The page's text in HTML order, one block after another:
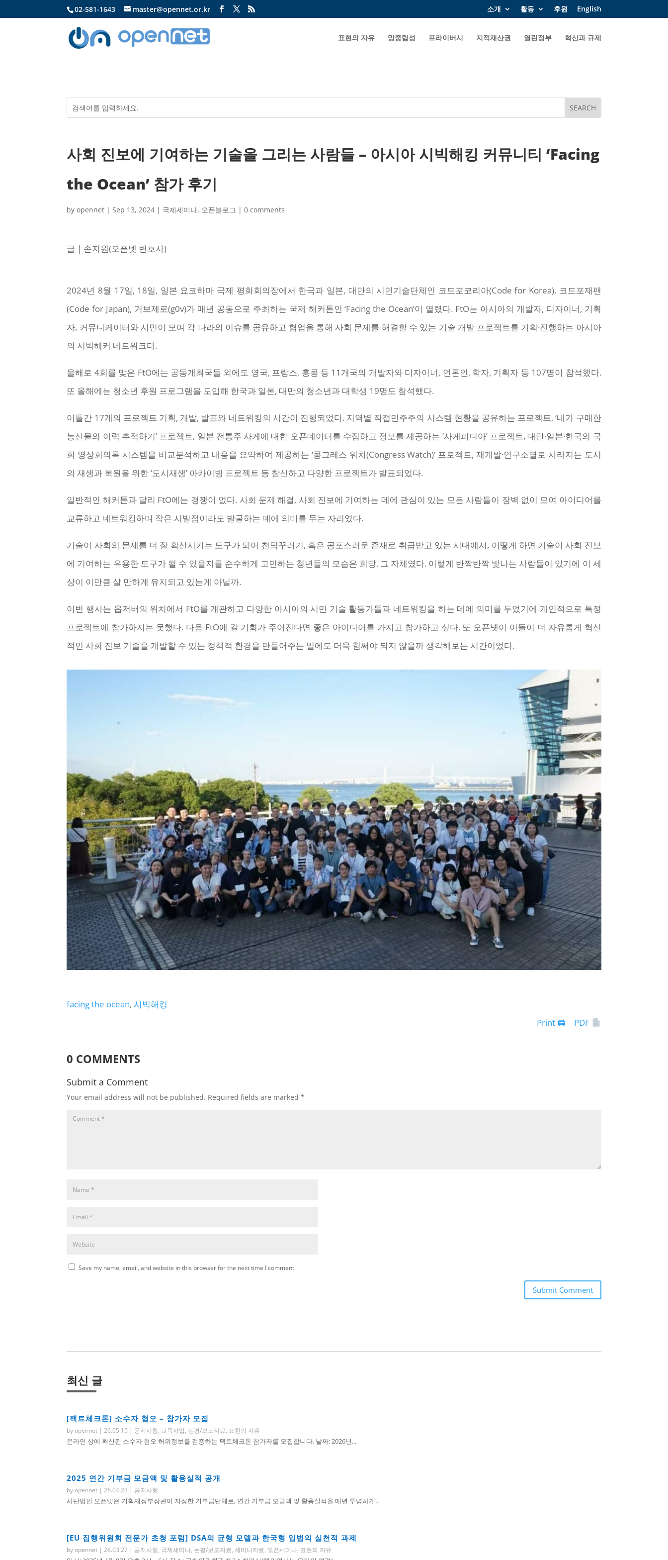
02-581-1643 master@opennet.or.kr 소개 활동 후원 English
표현의 자유 망중립성 프라이버시 지적재산권 열린정부 혁신과 규제
사회 진보에 기여하는 기술을 그리는 사람들 – 아시아 시빅해킹 커뮤니티 ‘Facing
the Ocean’ 참가 후기
byopennet | Sep 13, 2024 | 국제세미나, 오픈블로그 |0 comments
글 | 손지원(오픈넷 변호사)
2024년 8월 17일, 18일, 일본 요코하마 국제 평화회의장에서 한국과 일본, 대만의 시민기술단체인 코드포코리아(Code for Korea), 코드포재팬
(Code for Japan), 거브제로(g0v)가 매년 공동으로 주최하는 국제 해커톤인 ‘Facing the Ocean’이 열렸다. FtO는 아시아의 개발자, 디자이너, 기획
자, 커뮤니케이터와 시민이 모여 각 나라의 이슈를 공유하고 협업을 통해 사회 문제를 해결할 수 있는 기술 개발 프로젝트를 기획·진행하는 아시아
의 시빅해커 네트워크다.
올해로 4회를 맞은 FtO에는 공동개최국들 외에도 영국, 프랑스, 홍콩 등 11개국의 개발자와 디자이너, 언론인, 학자, 기획자 등 107명이 참석했다.
또 올해에는 청소년 후원 프로그램을 도입해 한국과 일본, 대만의 청소년과 대학생 19명도 참석했다.
이틀간 17개의 프로젝트 기획, 개발, 발표와 네트워킹의 시간이 진행되었다. 지역별 직접민주주의 시스템 현황을 공유하는 프로젝트, ‘내가 구매한
농산물의 이력 추적하기’ 프로젝트, 일본 전통주 사케에 대한 오픈데이터를 수집하고 정보를 제공하는 ‘사케피디아’ 프로젝트, 대만·일본·한국의 국
회 영상회의록 시스템을 비교분석하고 내용을 요약하여 제공하는 ‘콩그레스 워치(Congress Watch)’ 프로젝트, 재개발·인구소멸로 사라지는 도시
의 재생과 복원을 위한 ‘도시재생’ 아카이빙 프로젝트 등 참신하고 다양한 프로젝트가 발표되었다.
일반적인 해커톤과 달리 FtO에는 경쟁이 없다. 사회 문제 해결, 사회 진보에 기여하는 데에 관심이 있는 모든 사람들이 장벽 없이 모여 아이디어를
교류하고 네트워킹하며 작은 시발점이라도 발굴하는 데에 의미를 두는 자리였다.
기술이 사회의 문제를 더 잘 확산시키는 도구가 되어 천덕꾸러기, 혹은 공포스러운 존재로 취급받고 있는 시대에서, 어떻게 하면 기술이 사회 진보
에 기여하는 유용한 도구가 될 수 있을지를 순수하게 고민하는 청년들의 모습은 희망, 그 자체였다. 이렇게 반짝반짝 빛나는 사람들이 있기에 이 세
상이 이만큼 살 만하게 유지되고 있는게 아닐까.
이번 행사는 옵저버의 위치에서 FtO를 개관하고 다양한 아시아의 시민 기술 활동가들과 네트워킹을 하는 데에 의미를 두었기에 개인적으로 특정
프로젝트에 참가하지는 못했다. 다음 FtO에 갈 기회가 주어진다면 좋은 아이디어를 가지고 참가하고 싶다. 또 오픈넷이 이들이 더 자유롭게 혁신
적인 사회 진보 기술을 개발할 수 있는 정책적 환경을 만들어주는 일에도 더욱 힘써야 되지 않을까 생각해보는 시간이었다.
facing the ocean, 시빅해킹
Print 🖨
PDF
0 COMMENTS
Submit a Comment
Your email address will not be published. Required fields are marked*
Save my name, email, and website in this browser for the next time I comment.
Submit Comment
최신 글
[팩트체크톤] 소수자 혐오 – 참가자 모집
byopennet |26.05.15 | 공지사항, 교육사업, 논평/보도자료, 표현의 자유
온라인 상에 확산된 소수자 혐오 허위정보를 검증하는 팩트체크톤 참가자를 모집합니다. 날짜: 2026년...
2025 연간 기부금 모금액 및 활용실적 공개
byopennet |26.04.23 | 공지사항
사단법인 오픈넷은 기획재정부장관이 지정한 기부금단체로, 연간 기부금 모금액 및 활용실적을 매년 투명하게...
[EU 집행위원회 전문가 초청 포럼] DSA의 균형 모델과 한국형 입법의 실천적 과제
byopennet |26.03.27 | 공지사항, 국제세미나, 논평/보도자료,세미나자료, 오픈세미나, 표현의 자유